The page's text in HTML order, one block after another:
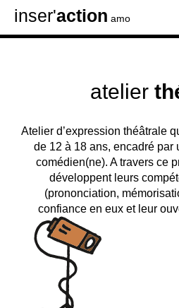
inser'action amo
atelier
Atelier d’expression théâtrale
de 12 à 18 ans, encadré par
comédien(ne). A travers ce
développent leurs
(prononciation,
confiance en eux et leur